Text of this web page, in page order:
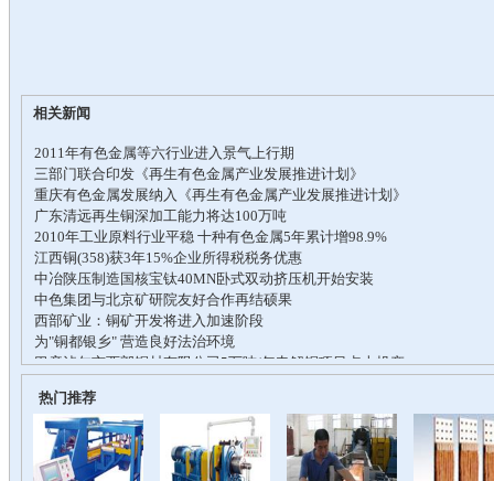
相关新闻
热门推荐